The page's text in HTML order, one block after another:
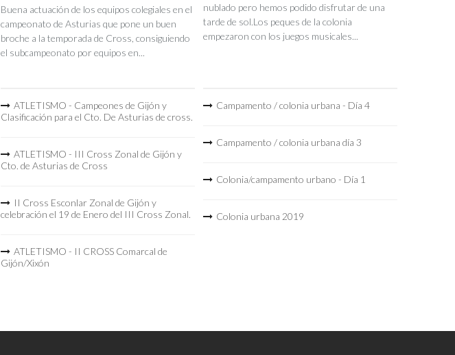
Buena actuación de los equipos colegiales en el
campeonato de Asturias que pone un buen
broche a la temporada de Cross, consiguiendo
el subcampeonato por equipos en...
ATLETISMO - Campeones de Gijón y
Clasificación para el Cto. De Asturias de cross.
ATLETISMO - III Cross Zonal de Gijón y
Cto. de Asturias de Cross
II Cross Esconlar Zonal de Gijón y
celebración el 19 de Enero del III Cross Zonal.
ATLETISMO - II CROSS Comarcal de
Gijón/Xixón
nublado pero hemos podido disfrutar de una
tarde de sol.Los peques de la colonia
empezaron con los juegos musicales...
Campamento / colonia urbana - Día 4
Campamento / colonia urbana día 3
Colonia/campamento urbano - Día 1
Colonia urbana 2019